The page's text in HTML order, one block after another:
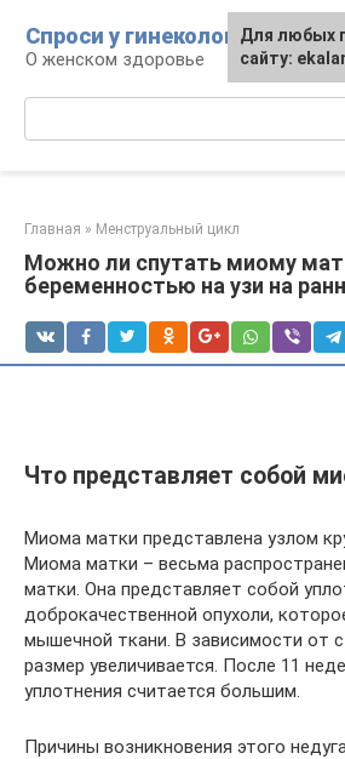
контенту
Спроси у гинеколога
О женском здоровье
Главная » Менструальный цикл
Можно ли спутать миому
беременностью на узи на
Что представляет собой
Миома матки представлена узлом
Миома матки – весьма
матки. Она представляет собой
доброкачественной опухоли,
мышечной ткани. В зависимости от
размер увеличивается. После 11
уплотнения считается большим.
Причины возникновения этого
Для любых
сайту: